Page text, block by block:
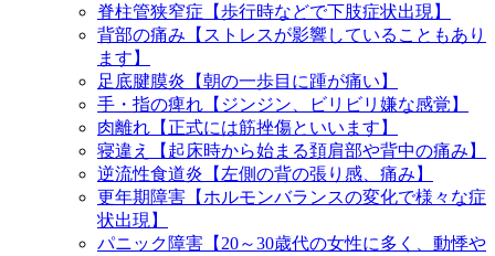
脊柱管狭窄症【歩行時などで下肢症状出現】
背部の痛み【ストレスが影響していることもあり
ます】
足底腱膜炎【朝の一歩目に踵が痛い】
手・指の痺れ【ジンジン、ビリビリ嫌な感覚】
肉離れ【正式には筋挫傷といいます】
寝違え【起床時から始まる頚肩部や背中の痛み】
逆流性食道炎【左側の背の張り感、痛み】
更年期障害【ホルモンバランスの変化で様々な症
状出現】
パニック障害【20～30歳代の女性に多く、動悸や